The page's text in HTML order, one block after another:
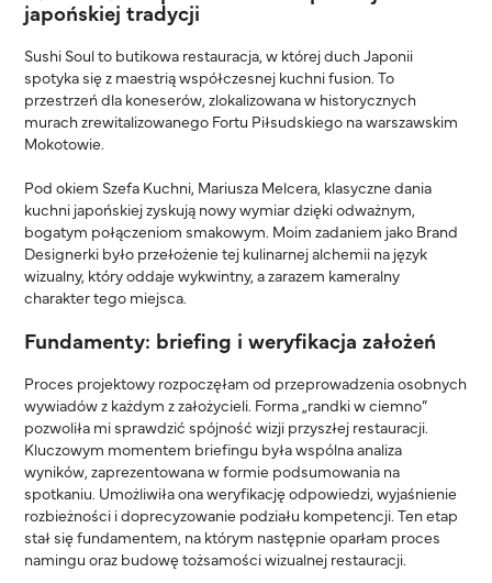
japońskiej tradycji
Sushi Soul to butikowa restauracja, w której duch Japonii
spotyka się z maestrią współczesnej kuchni fusion. To
przestrzeń dla koneserów, zlokalizowana w historycznych
murach zrewitalizowanego Fortu Piłsudskiego na warszawskim
Mokotowie.
Pod okiem Szefa Kuchni, Mariusza Melcera, klasyczne dania
kuchni japońskiej zyskują nowy wymiar dzięki odważnym,
bogatym połączeniom smakowym. Moim zadaniem jako Brand
Designerki było przełożenie tej kulinarnej alchemii na język
wizualny, który oddaje wykwintny, a zarazem kameralny
charakter tego miejsca.
Fundamenty: briefing i weryfikacja założeń
Proces projektowy rozpoczęłam od przeprowadzenia osobnych
wywiadów z każdym z założycieli. Forma „randki w ciemno”
pozwoliła mi sprawdzić spójność wizji przyszłej restauracji.
Kluczowym momentem briefingu była wspólna analiza
wyników, zaprezentowana w formie podsumowania na
spotkaniu. Umożliwiła ona weryfikację odpowiedzi, wyjaśnienie
rozbieżności i doprecyzowanie podziału kompetencji. Ten etap
stał się fundamentem, na którym następnie oparłam proces
namingu oraz budowę tożsamości wizualnej restauracji.